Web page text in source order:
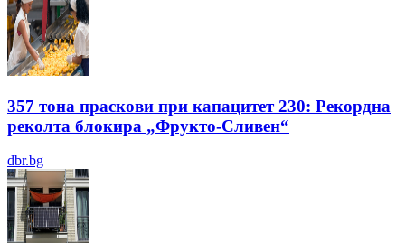
357 тона праскови при капацитет 230: Рекордна
реколта блокира „Фрукто-Сливен“
dbr.bg